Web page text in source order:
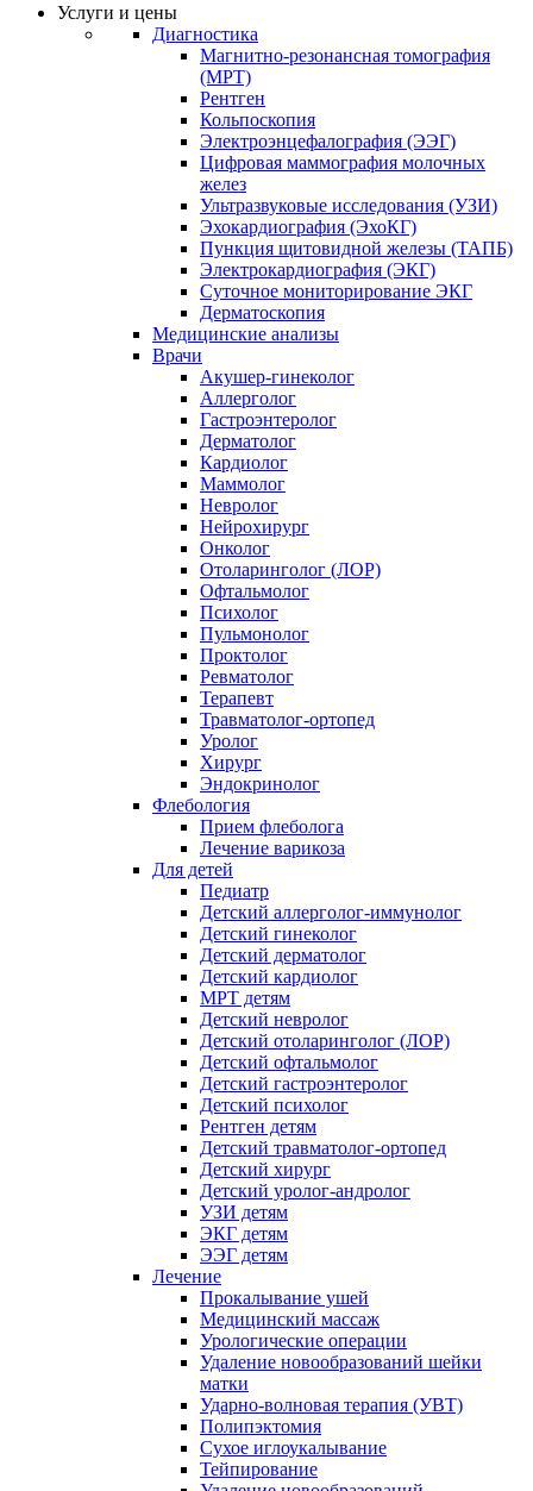
Услуги и цены
Диагностика
Магнитно-резонансная томография
(МРТ)
Рентген
Кольпоскопия
Электроэнцефалография (ЭЭГ)
Цифровая маммография молочных
желез
Ультразвуковые исследования (УЗИ)
Эхокардиография (ЭхоКГ)
Пункция щитовидной железы (ТАПБ)
Электрокардиография (ЭКГ)
Суточное мониторирование ЭКГ
Дерматоскопия
Медицинские анализы
Врачи
Акушер-гинеколог
Аллерголог
Гастроэнтеролог
Дерматолог
Кардиолог
Маммолог
Невролог
Нейрохирург
Онколог
Отоларинголог (ЛОР)
Офтальмолог
Психолог
Пульмонолог
Проктолог
Ревматолог
Терапевт
Травматолог-ортопед
Уролог
Хирург
Эндокринолог
Флебология
Прием флеболога
Лечение варикоза
Для детей
Педиатр
Детский аллерголог-иммунолог
Детский гинеколог
Детский дерматолог
Детский кардиолог
МРТ детям
Детский невролог
Детский отоларинголог (ЛОР)
Детский офтальмолог
Детский гастроэнтеролог
Детский психолог
Рентген детям
Детский травматолог-ортопед
Детский хирург
Детский уролог-андролог
УЗИ детям
ЭКГ детям
ЭЭГ детям
Лечение
Прокалывание ушей
Медицинский массаж
Урологические операции
Удаление новообразований шейки
матки
Ударно-волновая терапия (УВТ)
Полипэктомия
Сухое иглоукалывание
Тейпирование